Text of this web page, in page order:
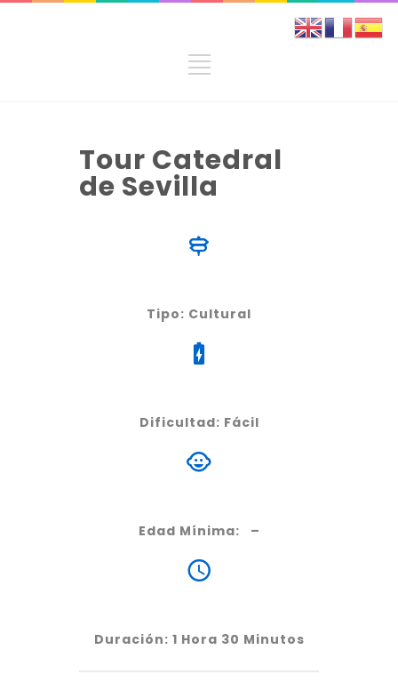
Tour Catedral
de Sevilla
Tipo: Cultural
Dificultad: Fácil
Edad Mínima: –
Duración: 1 Hora 30 Minutos